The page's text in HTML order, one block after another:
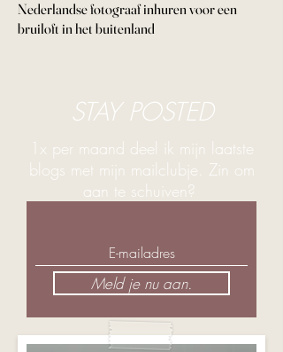
Nederlandse fotograaf inhuren voor een
bruiloft in het buitenland
STAY POSTED
1x per maand deel ik mijn laatste
blogs met mijn mailclubje. Zin om
aan te schuiven?
Meld je nu aan.